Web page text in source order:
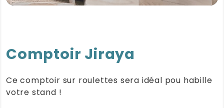
Comptoir Jiraya
Ce comptoir sur roulettes sera idéal pou habille
votre stand !